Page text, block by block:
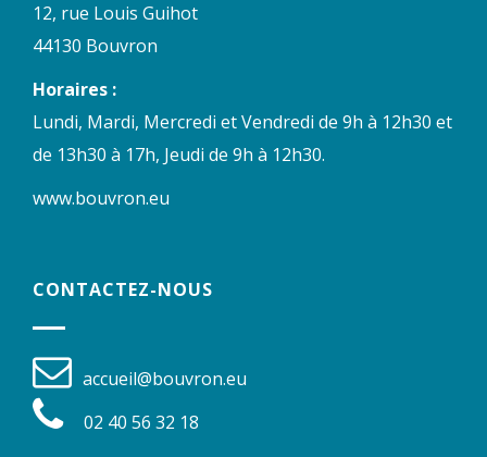
12, rue Louis Guihot
44130 Bouvron
Horaires :
Lundi, Mardi, Mercredi et Vendredi de 9h à 12h30 et
de 13h30 à 17h, Jeudi de 9h à 12h30.
www.bouvron.eu
CONTACTEZ-NOUS
accueil@bouvron.eu
02 40 56 32 18